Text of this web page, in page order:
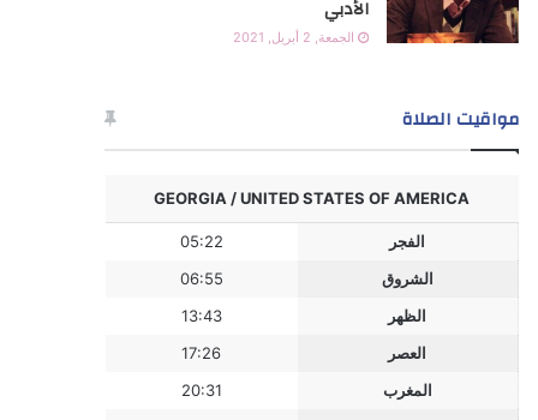
الأدبي
الجمعة, 2 أبريل, 2021
مواقيت الصلاة
GEORGIA / UNITED STATES OF AMERICA
الفجر
05:22
الشروق
06:55
الظهر
13:43
العصر
17:26
المغرب
20:31